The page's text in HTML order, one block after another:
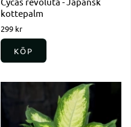
kottepalm
299 kr
KÖP